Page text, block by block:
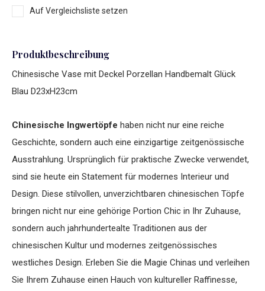
Auf Vergleichsliste setzen
Produktbeschreibung
Chinesische Vase mit Deckel Porzellan Handbemalt Glück
Blau D23xH23cm
Chinesische Ingwertöpfe haben nicht nur eine reiche
Geschichte, sondern auch eine einzigartige zeitgenössische
Ausstrahlung. Ursprünglich für praktische Zwecke verwendet,
sind sie heute ein Statement für modernes Interieur und
Design. Diese stilvollen, unverzichtbaren chinesischen Töpfe
bringen nicht nur eine gehörige Portion Chic in Ihr Zuhause,
sondern auch jahrhundertealte Traditionen aus der
chinesischen Kultur und modernes zeitgenössisches
westliches Design. Erleben Sie die Magie Chinas und verleihen
Sie Ihrem Zuhause einen Hauch von kultureller Raffinesse,